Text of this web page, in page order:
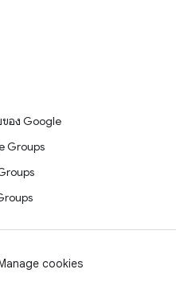
อง Google
Groups
cookies